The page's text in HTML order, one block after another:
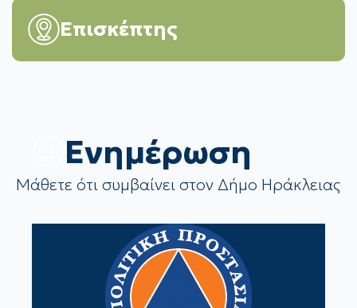
Επισκέπτης
Eνημέρωση
Μάθετε ότι συμβαίνει στον Δήμο Ηράκλειας